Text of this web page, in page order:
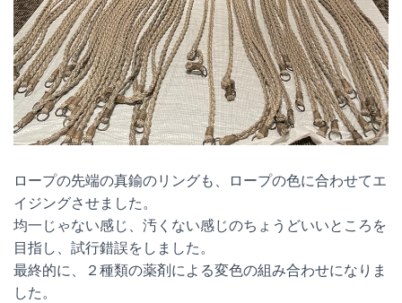
ロープの先端の真鍮のリングも、ロープの色に合わせてエ
イジングさせました。
均一じゃない感じ、汚くない感じのちょうどいいところを
目指し、試行錯誤をしました。
最終的に、２種類の薬剤による変色の組み合わせになりま
した。